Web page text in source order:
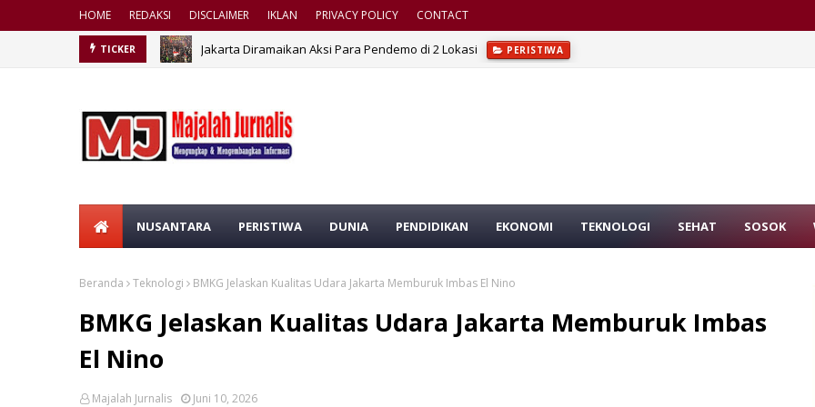
HOME REDAKSI DISCLAIMER IKLAN PRIVACY POLICY CONTACT
TICKER Jakarta Diramaikan Aksi Para Pendemo di 2 Lokasi PERISTIWA
NUSANTARA PERISTIWA DUNIA PENDIDIKAN EKONOMI TEKNOLOGI SEHAT SOSOK
Beranda Teknologi BMKG Jelaskan Kualitas Udara Jakarta Memburuk Imbas El Nino
BMKG Jelaskan Kualitas Udara Jakarta Memburuk Imbas
El Nino
Majalah Jurnalis Juni 10, 2026